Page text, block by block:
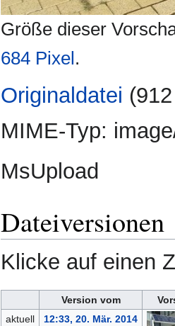
Größe dieser
684 Pixel.
Originaldatei
MIME-Typ:
MsUpload
Dateiversionen
Klicke auf einen
Version vom
aktuell
12:33, 20. Mär. 2014